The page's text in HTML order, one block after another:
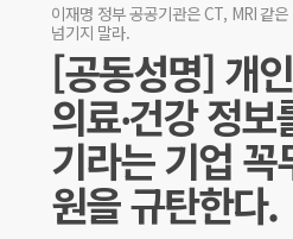
이재명 정부 공공기관은 CT, MRI 같
넘기지 말라.
[공동성명] 개
의료‧건강 정
기라는 기업 꼭
원을 규탄한다.